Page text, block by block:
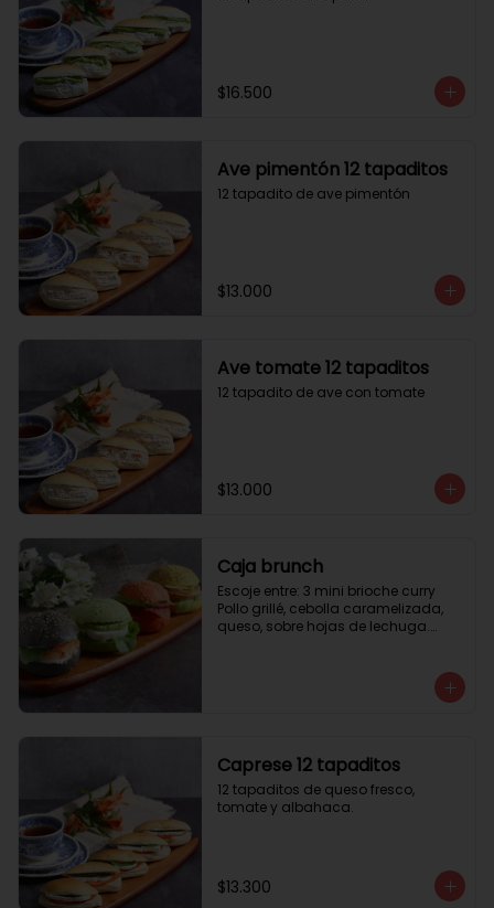
$16.500
Ave pimentón 12 tapaditos
12 tapadito de ave pimentón
$13.000
Ave tomate 12 tapaditos
12 tapadito de ave con tomate
$13.000
Caja brunch
Escoje entre: 3 mini brioche curry
Pollo grillé, cebolla caramelizada,
queso, sobre hojas de lechuga.
hojas de rúcula
Caprese 12 tapaditos
12 tapaditos de queso fresco,
tomate y albahaca.
$13.300